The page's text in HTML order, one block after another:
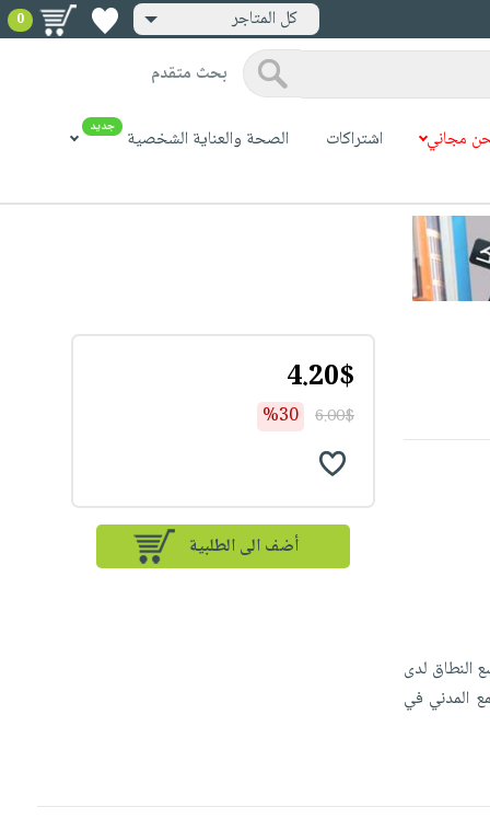
كل المتاجر 0
بحث متقدم
مجاني اشتراكات الصحة والعناية الشخصية جديد
النطاق لدى
المدني في
4.20$
6.00$
%30
أضف الى الطلبية